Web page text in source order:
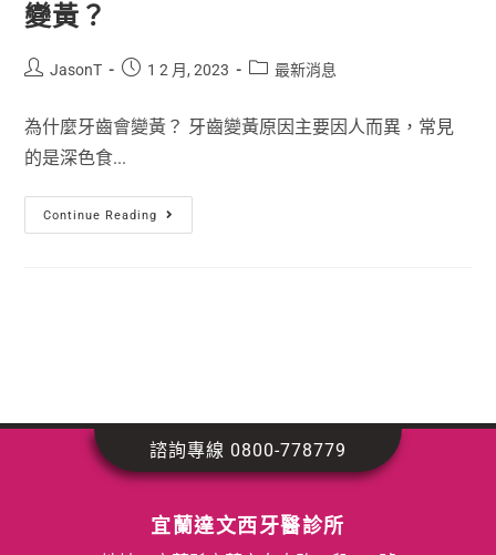
變黃？
JasonT 1 2 月, 2023 最新消息
為什麼牙齒會變黃？ 牙齒變黃原因主要因人而異，常見
的是深色食...
Continue Reading
宜蘭達文西牙醫診所
諮詢專線 0800-778779